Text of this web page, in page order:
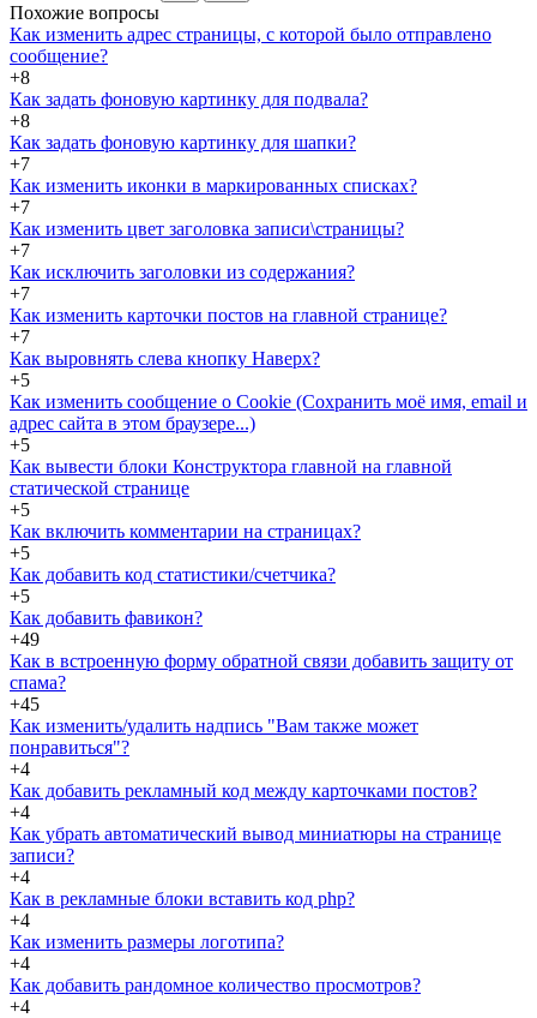
Похожие вопросы
Как изменить адрес страницы, с которой было отправлено
сообщение?
+8
Как задать фоновую картинку для подвала?
+8
Как задать фоновую картинку для шапки?
+7
Как изменить иконки в маркированных списках?
+7
Как изменить цвет заголовка записи\страницы?
+7
Как исключить заголовки из содержания?
+7
Как изменить карточки постов на главной странице?
+7
Как выровнять слева кнопку Наверх?
+5
Как изменить сообщение о Cookie (Сохранить моё имя, email и
адрес сайта в этом браузере...)
+5
Как вывести блоки Конструктора главной на главной
статической странице
+5
Как включить комментарии на страницах?
+5
Как добавить код статистики/счетчика?
+5
Как добавить фавикон?
+49
Как в встроенную форму обратной связи добавить защиту от
спама?
+45
Как изменить/удалить надпись "Вам также может
понравиться"?
+4
Как добавить рекламный код между карточками постов?
+4
Как убрать автоматический вывод миниатюры на странице
записи?
+4
Как в рекламные блоки вставить код php?
+4
Как изменить размеры логотипа?
+4
Как добавить рандомное количество просмотров?
+4